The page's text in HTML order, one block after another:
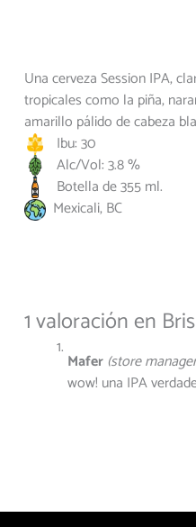
Una cerveza Session IPA,
tropicales como la piña,
amarillo pálido de cabeza
Ibu: 30
Alc/Vol: 3.8 %
Botella de 355 ml.
Mexicali, BC
1 valoración en
Mafer (store
wow! una IPA